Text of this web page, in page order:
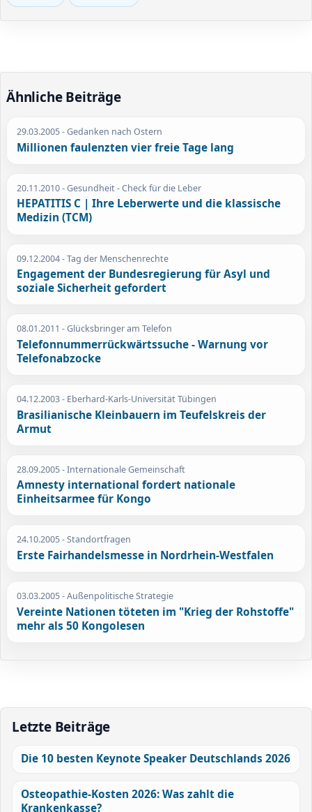
Ähnliche Beiträge
29.03.2005- Gedanken nach Ostern
Millionen faulenzten vier freie Tage lang
20.11.2010- Gesundheit - Check für die Leber
HEPATITIS C | Ihre Leberwerte und die klassische
Medizin (TCM)
09.12.2004- Tag der Menschenrechte
Engagement der Bundesregierung für Asyl und
soziale Sicherheit gefordert
08.01.2011 - Glücksbringer am Telefon
Telefonnummerrückwärtssuche - Warnung vor
Telefonabzocke
04.12.2003- Eberhard-Karls-Universität Tübingen
Brasilianische Kleinbauern im Teufelskreis der
Armut
28.09.2005- Internationale Gemeinschaft
Amnesty international fordert nationale
Einheitsarmee für Kongo
24.10.2005- Standortfragen
Erste Fairhandelsmesse in Nordrhein-Westfalen
03.03.2005- Außenpolitische Strategie
Vereinte Nationen töteten im "Krieg der Rohstoffe"
mehr als 50 Kongolesen
Letzte Beiträge
Die 10 besten Keynote Speaker Deutschlands 2026
Osteopathie-Kosten 2026: Was zahlt die
Krankenkasse?